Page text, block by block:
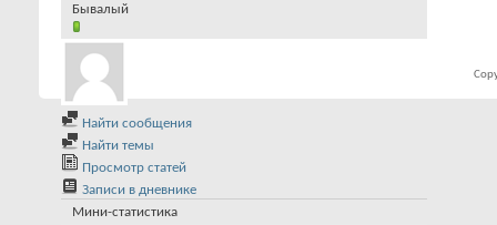
Бывалый
Найти сообщения
Найти темы
Просмотр статей
Записи в дневнике
Мини-статистика